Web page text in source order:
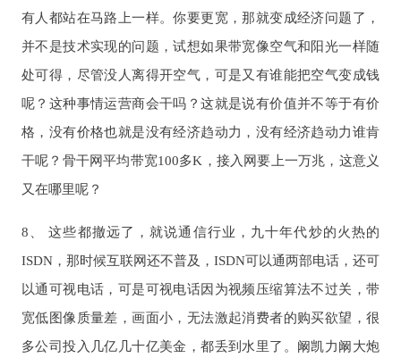
有人都站在马路上一样。你要更宽，那就变成经济问题了，
并不是技术实现的问题，试想如果带宽像空气和阳光一样随
处可得，尽管没人离得开空气，可是又有谁能把空气变成钱
呢？这种事情运营商会干吗？这就是说有价值并不等于有价
格，没有价格也就是没有经济趋动力，没有经济趋动力谁肯
干呢？骨干网平均带宽100多K，接入网要上一万兆，这意义
又在哪里呢？
8、 这些都撤远了，就说通信行业，九十年代炒的火热的
ISDN，那时候互联网还不普及，ISDN可以通两部电话，还可
以通可视电话，可是可视电话因为视频压缩算法不过关，带
宽低图像质量差，画面小，无法激起消费者的购买欲望，很
多公司投入几亿几十亿美金，都丢到水里了。阚凯力阚大炮